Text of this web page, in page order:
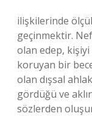
ilişkilerinde
geçinmektir.
olan edep,
koruyan bir
olan dışsal
gördüğü ve
sözlerden